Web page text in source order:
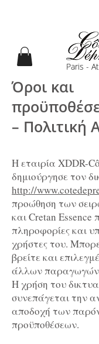
Paris -
Όροι και
– Πολιτική
Η εταιρία XDDR-
δημιούργησε τον
http://
προώθηση των
και Cretan
πληροφορίες και
χρήστες του.
βρείτε και
άλλων παραγωγών
Η χρήση του
συνεπάγεται την
αποδοχή των
προϋποθέσεων.